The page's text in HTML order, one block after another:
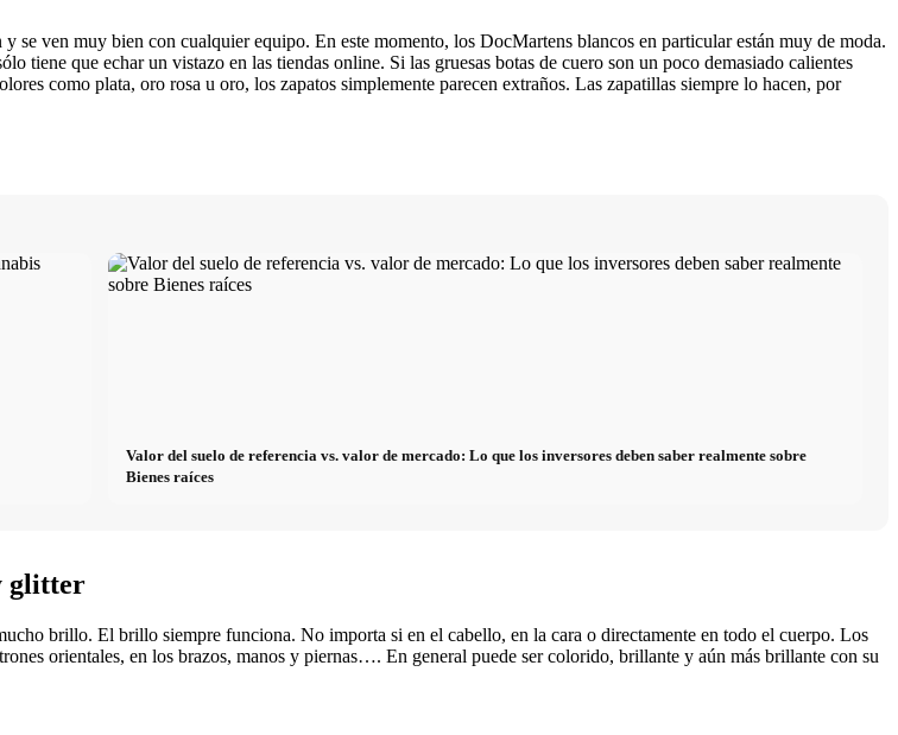
se ven muy bien con cualquier equipo. En este momento, los DocMartens blancos en particular están muy de moda.
tiene que echar un vistazo en las tiendas online. Si las gruesas botas de cuero son un poco demasiado calientes
como plata, oro rosa u oro, los zapatos simplemente parecen extraños. Las zapatillas siempre lo hacen, por
Valor del suelo de referencia vs. valor de mercado: Lo que los inversores deben saber realmente sobre
Bienes raíces
glitter
brillo. El brillo siempre funciona. No importa si en el cabello, en la cara o directamente en todo el cuerpo. Los
orientales, en los brazos, manos y piernas…. En general puede ser colorido, brillante y aún más brillante con su